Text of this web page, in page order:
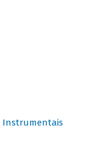
Instrumentais